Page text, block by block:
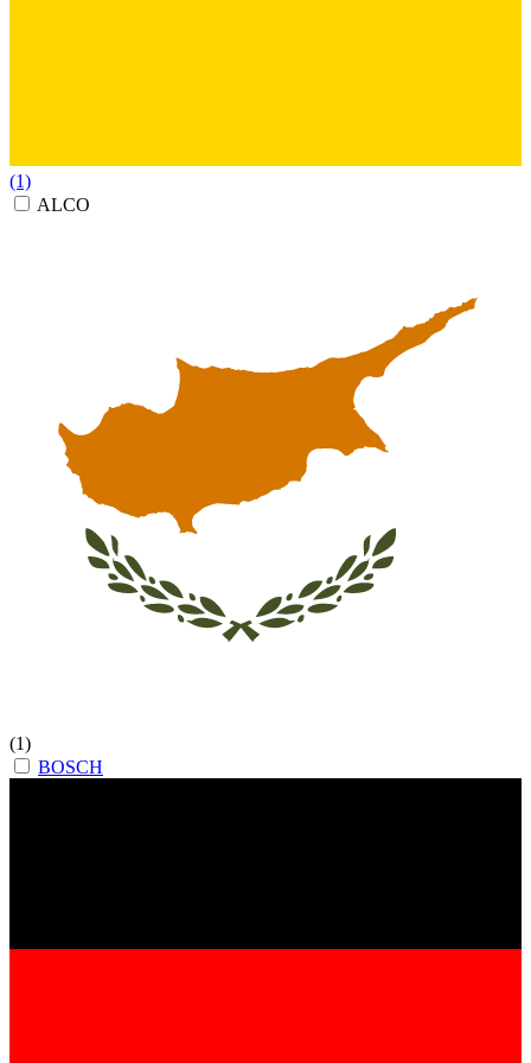
(1)
ALCO
(1)
BOSCH